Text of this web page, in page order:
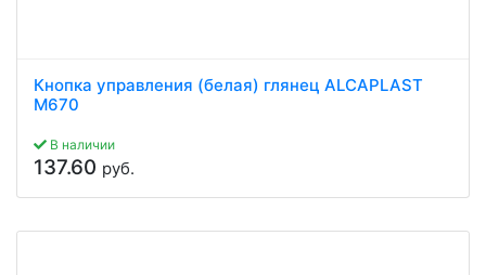
Кнопка управления (белая) глянец ALCAPLAST
M670
В наличии
137.60 руб.